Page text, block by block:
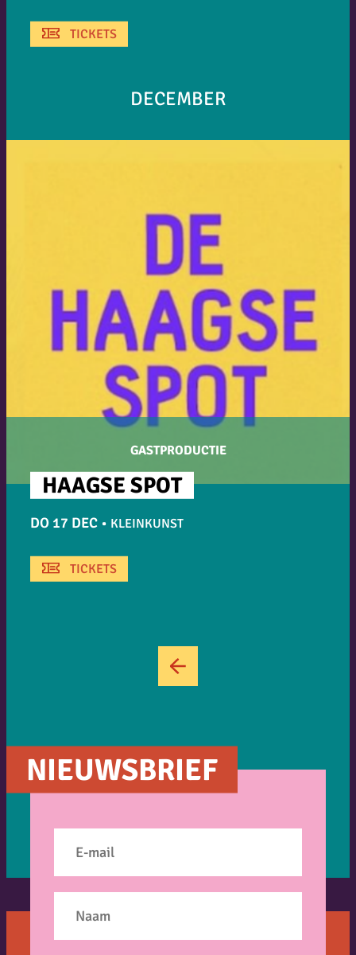
TICKETS
DECEMBER
GASTPRODUCTIE
DO 17 DEC • KLEINKUNST
HAAGSE SPOT
TICKETS
NIEUWSBRIEF